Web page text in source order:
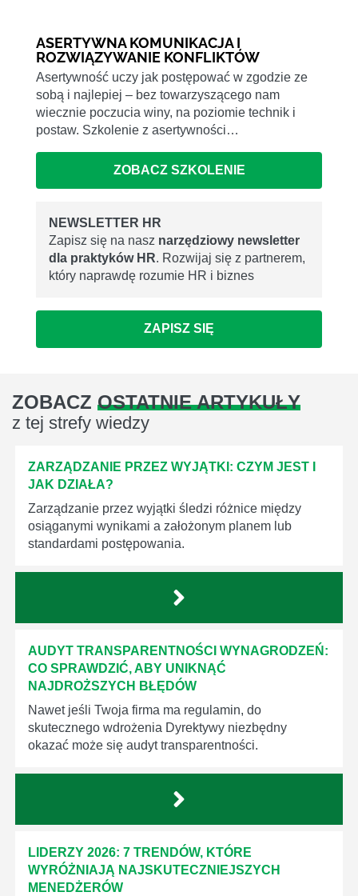
ASERTYWNA KOMUNIKACJA I
ROZWIĄZYWANIE KONFLIKTÓW
Asertywność uczy jak postępować w zgodzie ze
sobą i najlepiej – bez towarzyszącego nam
wiecznie poczucia winy, na poziomie technik i
postaw. Szkolenie z asertywności…
ZOBACZ SZKOLENIE
NEWSLETTER HR
Zapisz się na nasz narzędziowy newsletter
dla praktyków HR. Rozwijaj się z partnerem,
który naprawdę rozumie HR i biznes
ZAPISZ SIĘ
ZOBACZ OSTATNIE ARTYKUŁY
z tej strefy wiedzy
ZARZĄDZANIE PRZEZ WYJĄTKI: CZYM JEST I
JAK DZIAŁA?
Zarządzanie przez wyjątki śledzi różnice między
osiąganymi wynikami a założonym planem lub
standardami postępowania.
AUDYT TRANSPARENTNOŚCI WYNAGRODZEŃ:
CO SPRAWDZIĆ, ABY UNIKNĄĆ
NAJDROŻSZYCH BŁĘDÓW
Nawet jeśli Twoja firma ma regulamin, do
skutecznego wdrożenia Dyrektywy niezbędny
okazać może się audyt transparentności.
LIDERZY 2026: 7 TRENDÓW, KTÓRE
WYRÓŻNIAJĄ NAJSKUTECZNIEJSZYCH
MENEDŻERÓW